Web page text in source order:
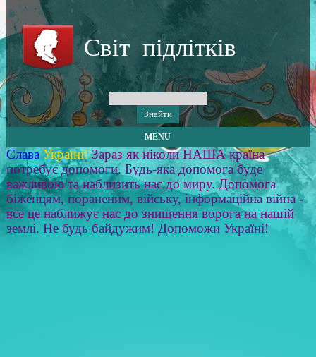
Світ підлітків
MENU
Слава Україні! Зараз як ніколи НАША країна
потребує допомоги. Будь-яка допомога буде
важливою та наблизить нас до миру. Допомога
біженцям, пораненим, війську, інформаційна війна -
все це наближує нас до знищення ворога на нашій
землі. Не будь байдужим! Допоможи Україні!